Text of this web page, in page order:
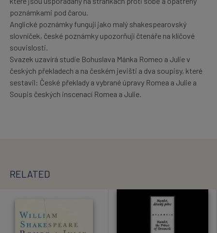
poznámkami pod čarou.
Anglické poznámky fungují jako malý shakespearovský
slovníček, české poznámky upozorňují čtenáře na klíčové
souvislosti.
Svazek uzavírá studie Bohuslava Mánka Romeo a Julie v
českých překladech a na českém jevišti a dva soupisy, které
sestavil: České překlady a vybrané úpravy Romea a Julie a
Soupis českých inscenací Romea a Julie.
RELATED